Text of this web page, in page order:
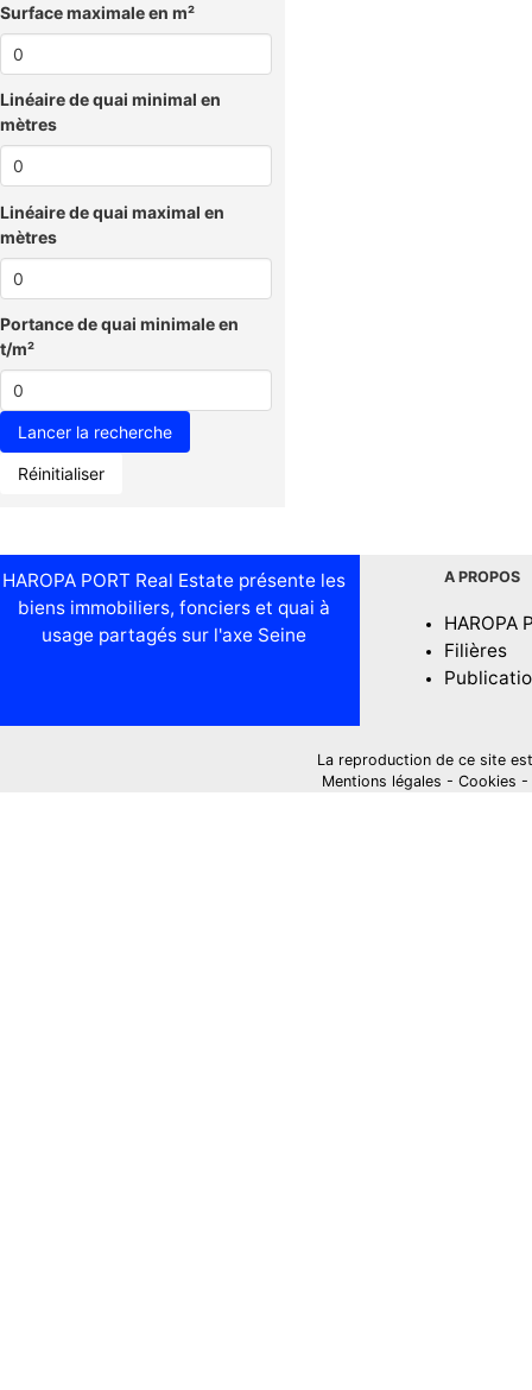
Surface maximale en m²
Linéaire de quai minimal en
mètres
Linéaire de quai maximal en
mètres
Portance de quai minimale en
t/m²
Réinitialiser
HAROPA PORT Real Estate présente les
biens immobiliers, fonciers et quai à
usage partagés sur l'axe Seine
A PROPOS
HAROPA
Filières
La reproduction de ce site
Mentions légales - Cookies -